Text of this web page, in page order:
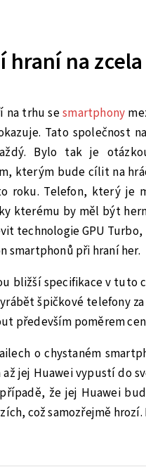
hraní na
na trhu sesmartphony
Tato společnost
Bylo tak je
kterým bude cílit na
roku. Telefon, který je
kterému by měl být
technologie GPU
smartphonů při hraní her.
bližší specifikace v tuto
špičkové telefony
především poměrem
o chystaném
jej Huawei vypustí do
že jej Huawei
což samozřejmě